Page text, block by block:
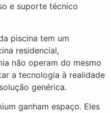
e suporte técnico
piscina tem um
residencial,
não operam do mesmo
a tecnologia à realidade
genérica.
ganham espaço. Eles